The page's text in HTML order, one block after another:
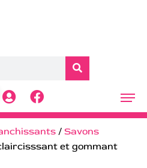
/ Savons
et gommant